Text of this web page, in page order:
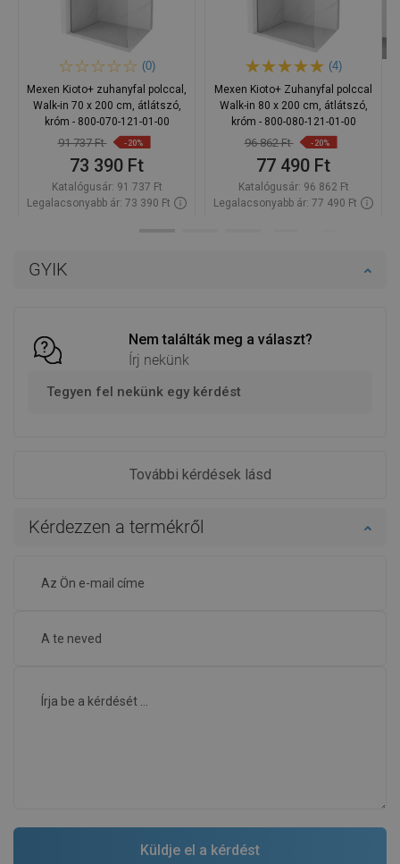
GYIK
Nem találták meg a választ?
Írj nekünk
Tegyen fel nekünk egy kérdést
További kérdések lásd
Kérdezzen a termékről
(0)
Mexen Kioto+ zuhanyfal polccal,
Walk-in 70 x 200 cm, átlátszó,
króm - 800-070-121-01-00
91 737 Ft -20%
73 390 Ft
Katalógusár: 91 737 Ft
Legalacsonyabb ár: 73 390 Ft
(4)
Mexen Kioto+ Zuhanyfal polccal
Walk-in 80 x 200 cm, átlátszó,
króm - 800-080-121-01-00
96 862 Ft -20%
77 490 Ft
Katalógusár: 96 862 Ft
Legalacsonyabb ár: 77 490 Ft